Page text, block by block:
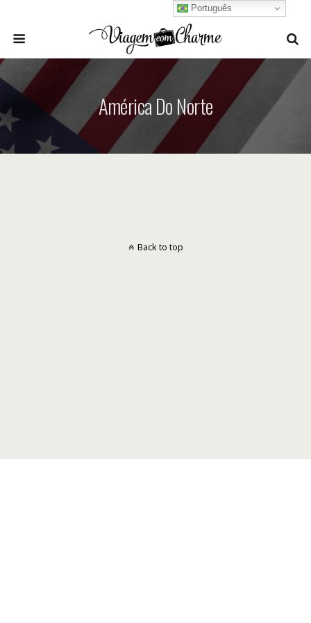
América Do Norte
Português
Back to top